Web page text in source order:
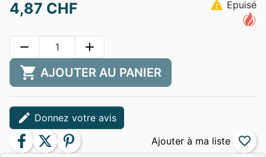
4,87 CHF warning Epuisé
remove add
shopping_cart AJOUTER AU PANIER
edit Donnez votre avis
facebook twitter pinterest favorite_border